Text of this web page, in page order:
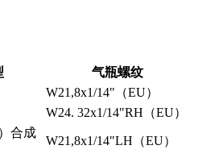
气瓶螺纹
W21,8x1/14"（EU）
W24. 32x1/14"RH（EU）
合成
W21,8x1/14"LH（EU）